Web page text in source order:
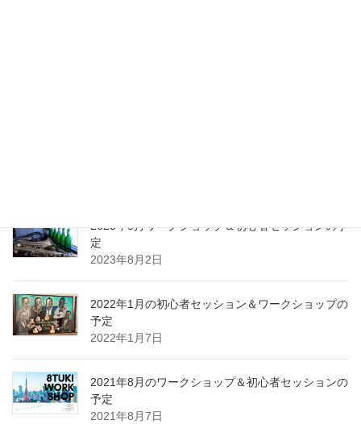
2023年8月ワークショップ＆初心者セッションの予
定
2023年8月2日
2022年1月の初心者セッション＆ワークショップの
予定
2022年1月7日
2021年8月のワークショップ＆初心者セッションの
予定
2021年8月7日